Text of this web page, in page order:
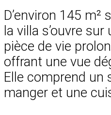
D’environ 145 m²
la villa s’ouvre
pièce de vie
offrant une vue
Elle comprend un
manger et une